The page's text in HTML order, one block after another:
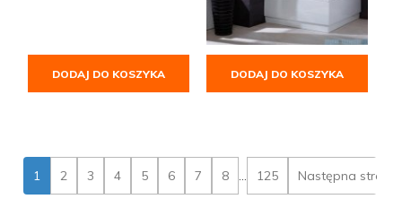
DODAJ DO KOSZYKA DODAJ DO KOSZYKA
1 2 3 4 5 6 7 8 ... 125 Następna strona